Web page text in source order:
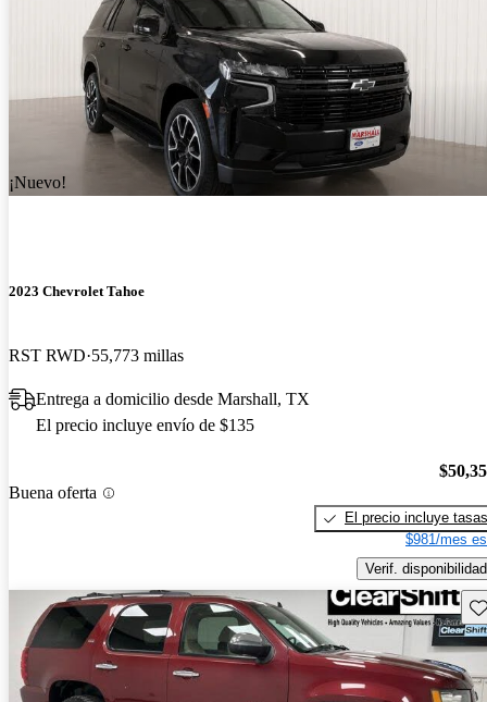
¡Nuevo!
2023 Chevrolet Tahoe
RST RWD 55,773 millas
Entrega a domicilio desde Marshall, TX
El precio incluye envío de $135
Buena oferta
El precio incluye tasas
$981/mes
Verif. disponibilidad